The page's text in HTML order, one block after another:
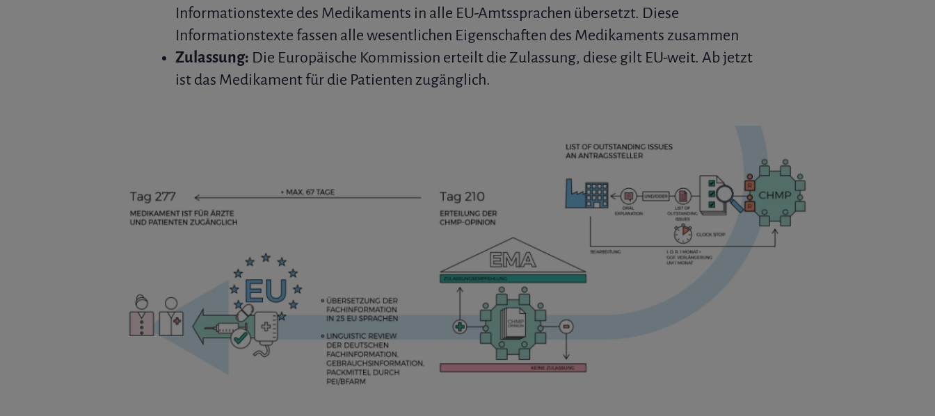
Informationstexte des Medikaments in alle EU-Amtssprachen übersetzt. Diese
Informationstexte fassen alle wesentlichen Eigenschaften des Medikaments zusammen
Zulassung: Die Europäische Kommission erteilt die Zulassung, diese gilt EU-weit. Ab jetzt
ist das Medikament für die Patienten zugänglich.